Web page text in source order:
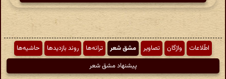
اطّلاعات واژگان تصاویر مشق شعر ترانه‌ها روند بازدیدها
حاشیه‌ها
پیشنهاد مشق شعر